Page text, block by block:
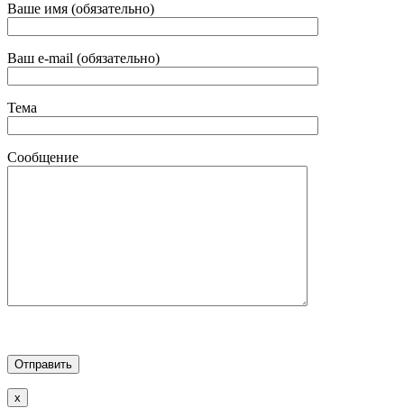
Ваше имя (обязательно)
Ваш e-mail (обязательно)
Тема
Сообщение
x